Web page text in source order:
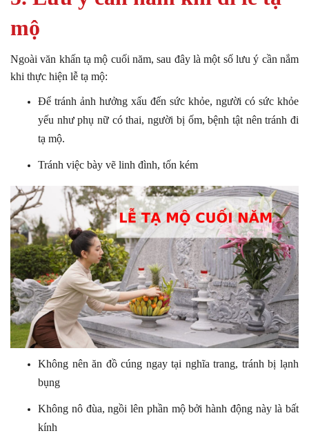
mộ
Ngoài văn khấn tạ mộ cuối năm, sau đây là một số lưu ý cần nắm
khi thực hiện lễ tạ mộ:
Để tránh ảnh hưởng xấu đến sức khỏe, người có sức khỏe
yếu như phụ nữ có thai, người bị ốm, bệnh tật nên tránh đi
tạ mộ.
Tránh việc bày vẽ linh đình, tốn kém
Không nên ăn đồ cúng ngay tại nghĩa trang, tránh bị lạnh
bụng
Không nô đùa, ngồi lên phần mộ bởi hành động này là bất
kính